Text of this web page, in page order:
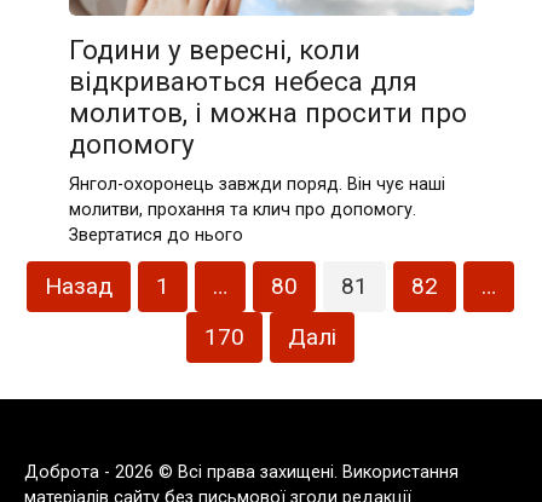
Години у вересні, коли
відкриваються небеса для
молитов, і можна просити про
допомогу
Янгол-охоронець завжди поряд. Він чує наші
молитви, прохання та клич про допомогу.
Звертатися до нього
Пагінація
записів
Назад 1 … 80 81 82
…
170
Далі
Доброта - 2026 © Всі права захищені. Використання
матеріалів сайту без письмової згоди редакції